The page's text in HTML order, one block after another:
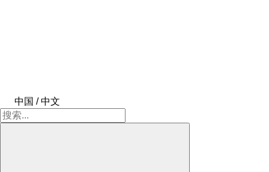
中国 / 中文